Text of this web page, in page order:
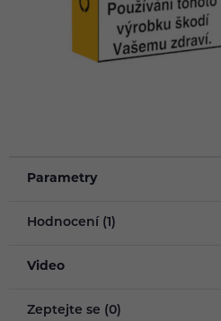
Parametry
Hodnocení (1)
Video
Zeptejte se (0)